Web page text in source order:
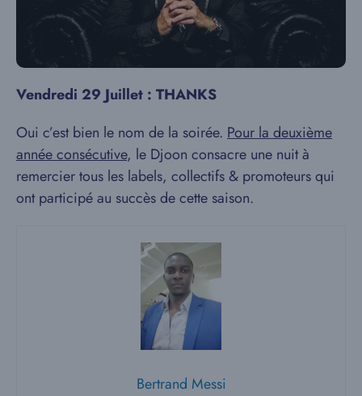
Vendredi 29 Juillet : THANKS
Oui c’est bien le nom de la soirée. Pour la deuxième
année consécutive, le Djoon consacre une nuit à
remercier tous les labels, collectifs & promoteurs qui
ont participé au succès de cette saison.
Bertrand Messi